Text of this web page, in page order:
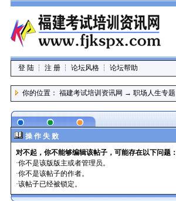
登 陆 ┆ 注 册 ┆ 论坛风格 ┆ 论坛帮助
你的位置： 福建考试培训资讯网 → 职场人生专题
操 作 失 败
对不起，你不能够编辑该帖子，可能存在以下问题：
·你不是该版版主或者管理员。
·你不是该帖子的作者。
·该帖子已经被锁定。